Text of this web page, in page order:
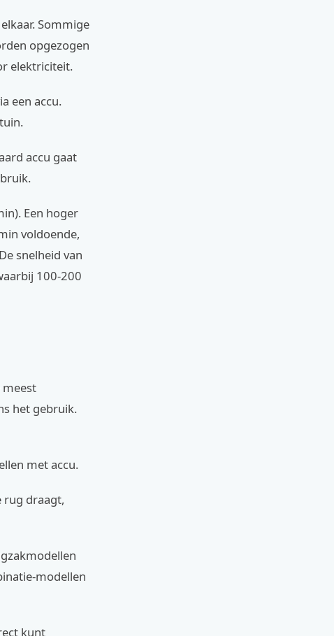
Sommige
opgezogen
elektriciteit.
een accu.
accu gaat
Een hoger
voldoende,
snelheid van
100-200
meest
het gebruik.
met accu.
rug draagt,
modellen
kunt